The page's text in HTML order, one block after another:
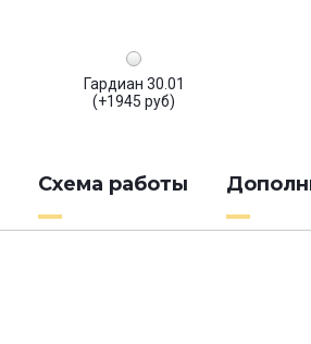
Гардиан 30.01
(+1945 руб)
Схема работы